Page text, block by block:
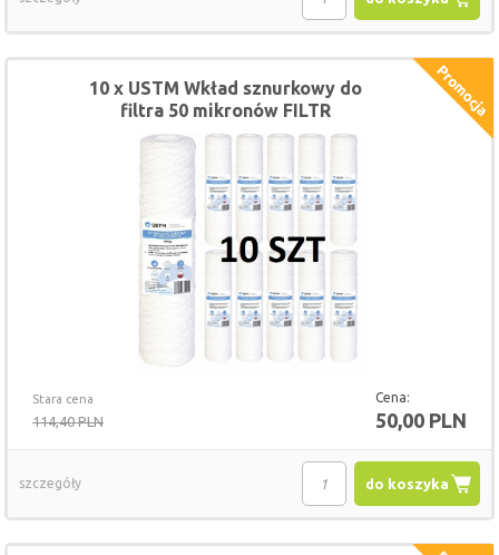
Stara cena
114,40 PLN
Cena:
50,00 PLN
10 x USTM Wkład sznurkowy do
filtra 50 mikronów FILTR
do koszyka
szczegóły